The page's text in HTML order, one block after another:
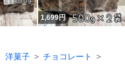
1,699円
洋菓子
チョコレート